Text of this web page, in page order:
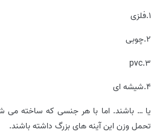
1.فلزی
2.چوبی
3.pvc
4.شیشه ای
یا … باشند. اما با هر جنسی که ساخته می
تحمل وزن این آینه های بزرگ داشته باشند.